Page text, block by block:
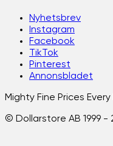
Nyhetsbrev
Instagram
Facebook
TikTok
Pinterest
Annonsbladet
Mighty Fine Prices Every
© Dollarstore AB 1999 -